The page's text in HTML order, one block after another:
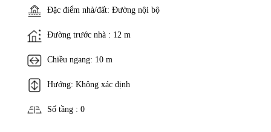
Đặc điểm nhà/đất: Đường nội bộ
Đường trước nhà : 12 m
Chiều ngang: 10 m
Hướng: Không xác định
Số tầng : 0